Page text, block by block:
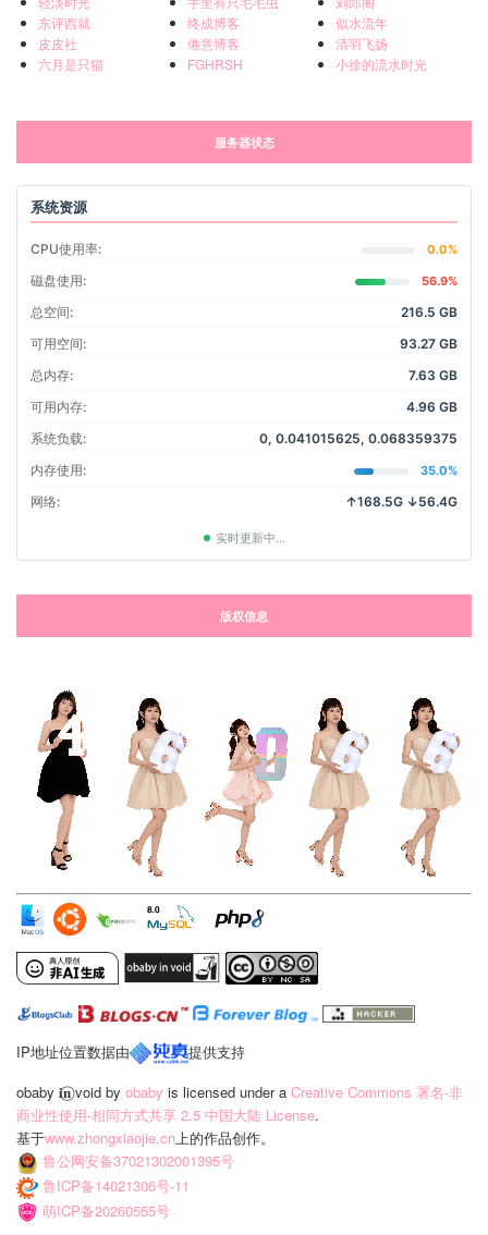
东评西就
皮皮社
六月是只猫
终成博客
倦意博客
FGHRSH
似水流年
清羽飞扬
小徐的流水时光
服务器状态
系统资源
CPU使用率: 0.0%
磁盘使用: 56.9%
总空间:
216.5 GB
可用空间:
93.27 GB
总内存:
7.63 GB
可用内存:
4.96 GB
系统负载:
0, 0.041015625, 0.068359375
内存使用:
35.0%
网络: ↑168.5G ↓56.4G
实时更新中...
版权信息
IP地址位置数据由
提供支持
obaby 𝐢‍𝐧⃝ void by obaby is licensed under a Creative Commons 署名-非
商业性使用-相同方式共享 2.5 中国大陆 License.
基于www.zhongxiaojie.cn上的作品创作。
鲁公网安备37021302001395号
鲁ICP备14021306号-11
萌ICP备20260555号